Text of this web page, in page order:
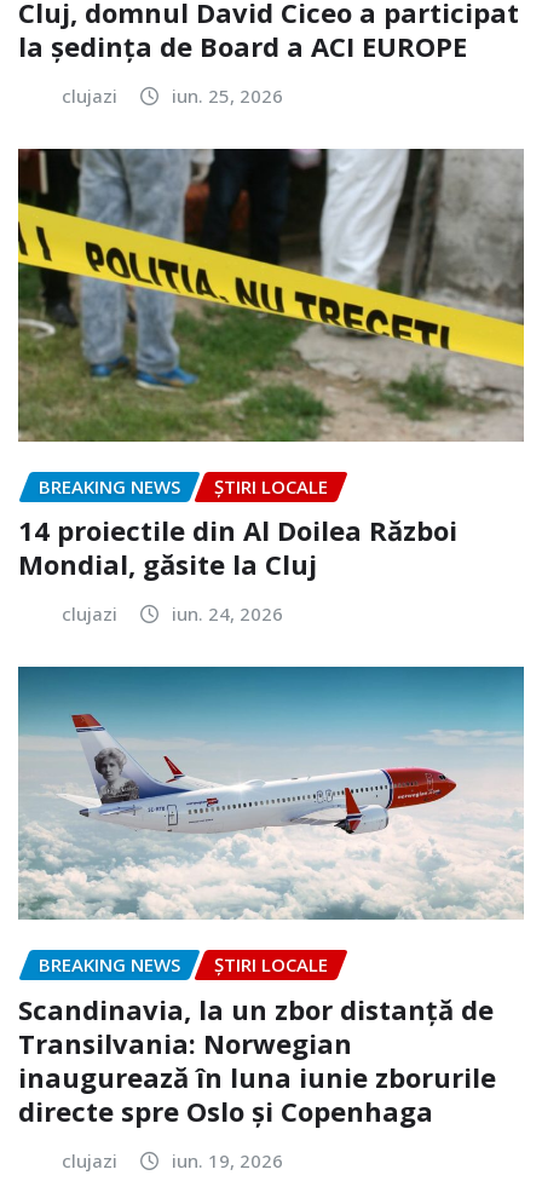
Cluj, domnul David Ciceo a participat
la ședința de Board a ACI EUROPE
clujazi iun. 25, 2026
BREAKING NEWS ȘTIRI LOCALE
14 proiectile din Al Doilea Război
Mondial, găsite la Cluj
clujazi iun. 24, 2026
BREAKING NEWS ȘTIRI LOCALE
Scandinavia, la un zbor distanță de
Transilvania: Norwegian
inaugurează în luna iunie zborurile
directe spre Oslo și Copenhaga
clujazi iun. 19, 2026